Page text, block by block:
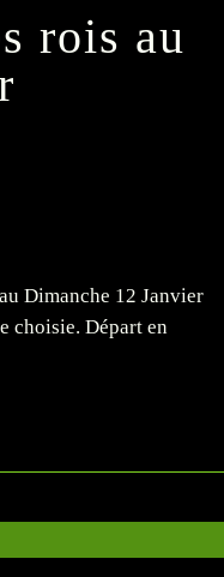
rois au
Dimanche 12 Janvier
choisie. Départ en